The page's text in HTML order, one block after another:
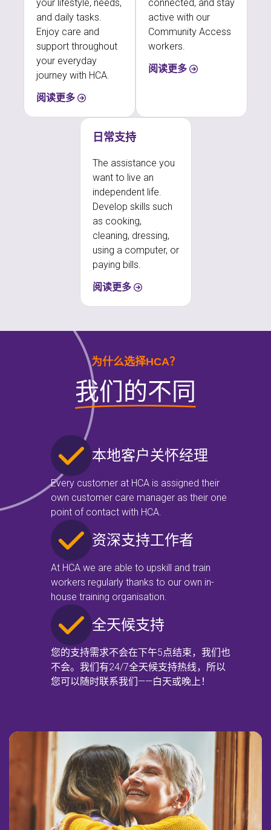
your lifestyle, needs,
and daily tasks.
Enjoy care and
support throughout
your everyday
journey with HCA.
阅读更多
connected, and stay
active with our
Community Access
workers.
阅读更多
日常支持
The assistance you
want to live an
independent life.
Develop skills such
as cooking,
cleaning, dressing,
using a computer, or
paying bills.
阅读更多
为什么选择HCA？
我们的不同
本地客户关怀经理
Every customer at HCA is assigned their
own customer care manager as their one
point of contact with HCA.
资深支持工作者
At HCA we are able to upskill and train
workers regularly thanks to our own in-
house training organisation.
全天候支持
您的支持需求不会在下午5点结束，我们也
不会。我们有24/7全天候支持热线，所以
您可以随时联系我们——白天或晚上！